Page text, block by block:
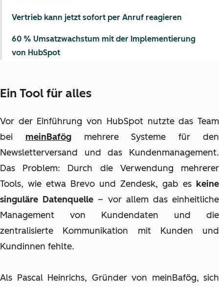
Ein Tool für alles
Vor der Einführung von HubSpot nutzte das Team
bei meinBafögmehrere Systeme für den
Newsletterversand und das Kundenmanagement.
Das Problem: Durch die Verwendung mehrerer
Tools, wie etwa Brevo und Zendesk, gab es keine
singuläre Datenquelle – vor allem das einheitliche
Management von Kundendaten und die
zentralisierte Kommunikation mit Kunden und
Kundinnen fehlte.
Als Pascal Heinrichs, Gründer von meinBafög, sich
Vertrieb kann jetzt sofort per Anruf reagieren
60 % Umsatzwachstum mit der Implementierung
von HubSpot